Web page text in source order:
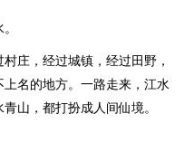
庄，经过城镇，经过田野，
名的地方。一路走来，江水
山，都打扮成人间仙境。